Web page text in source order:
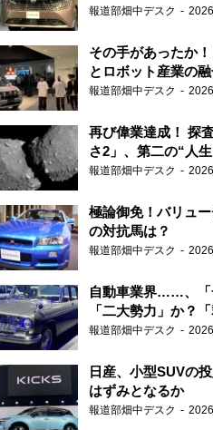
報道部畑中デスク
その手があったか
とロボット産業の
報道部畑中デスク
再び偉業達成！ 探
さ2」、第二の“人
す
報道部畑中デスク
極論御免！バリュ
の対抗馬は？
報道部畑中デスク
自動車業界……、「
「二大勢力」か？
か？
報道部畑中デスク
日産、小型SUVの
はずみとなるか
報道部畑中デスク